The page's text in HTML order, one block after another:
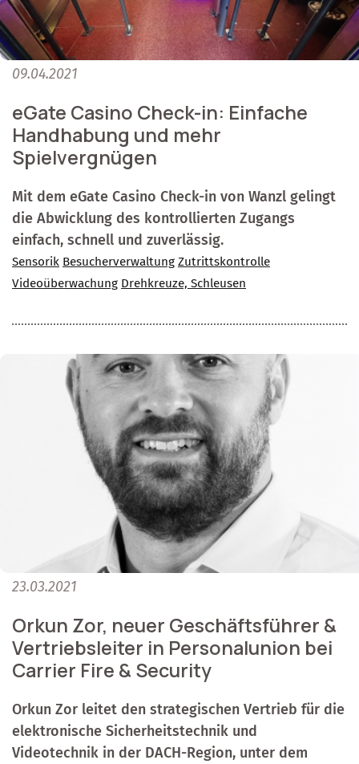
09.04.2021
eGate Casino Check-in: Einfache
Handhabung und mehr
Spielvergnügen
Mit dem eGate Casino Check-in von Wanzl gelingt
die Abwicklung des kontrollierten Zugangs
einfach, schnell und zuverlässig.
Sensorik Besucherverwaltung Zutrittskontrolle
Videoüberwachung Drehkreuze, Schleusen
23.03.2021
Orkun Zor, neuer Geschäftsführer &
Vertriebsleiter in Personalunion bei
Carrier Fire & Security
Orkun Zor leitet den strategischen Vertrieb für die
elektronische Sicherheitstechnik und
Videotechnik in der DACH-Region, unter dem